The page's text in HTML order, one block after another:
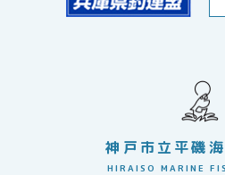
神戸市立平磯
HIRAISO MARINE